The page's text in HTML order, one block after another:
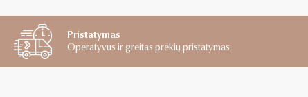
Pristatymas
Operatyvus ir greitas prekių pristatymas